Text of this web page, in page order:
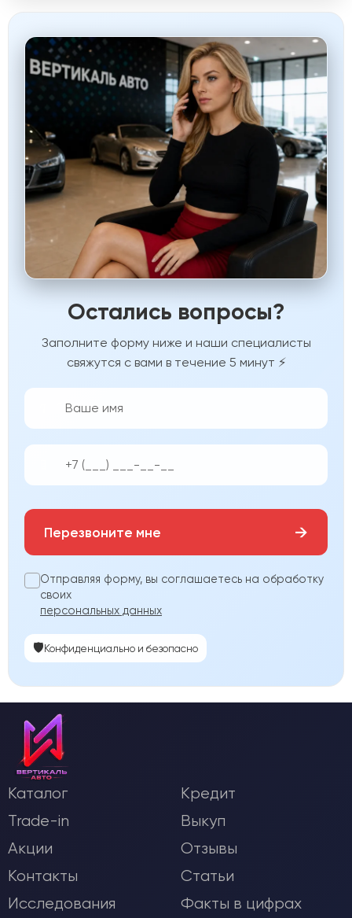
Остались вопросы?
Заполните форму ниже и наши специалисты
свяжутся с вами в течение 5 минут ⚡
Перезвоните мне →
Отправляя форму, вы соглашаетесь на обработку
своих
персональных данных
🛡️Конфиденциально и безопасно
Каталог
Кредит
Trade-in
Выкуп
Акции
Отзывы
Контакты
Статьи
Исследования
Факты в цифрах